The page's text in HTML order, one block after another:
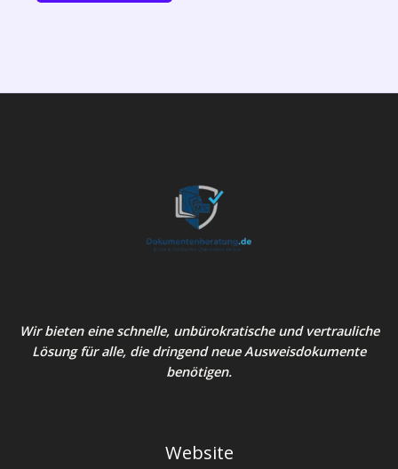
Wir bieten eine schnelle, unbürokratische und vertrauliche
Lösung für alle, die dringend neue Ausweisdokumente
benötigen.
Website